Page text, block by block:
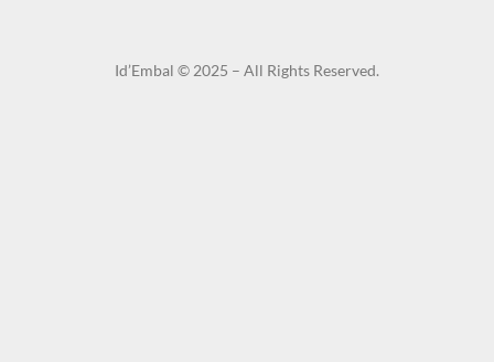
Id’Embal © 2025 – All Rights Reserved.​